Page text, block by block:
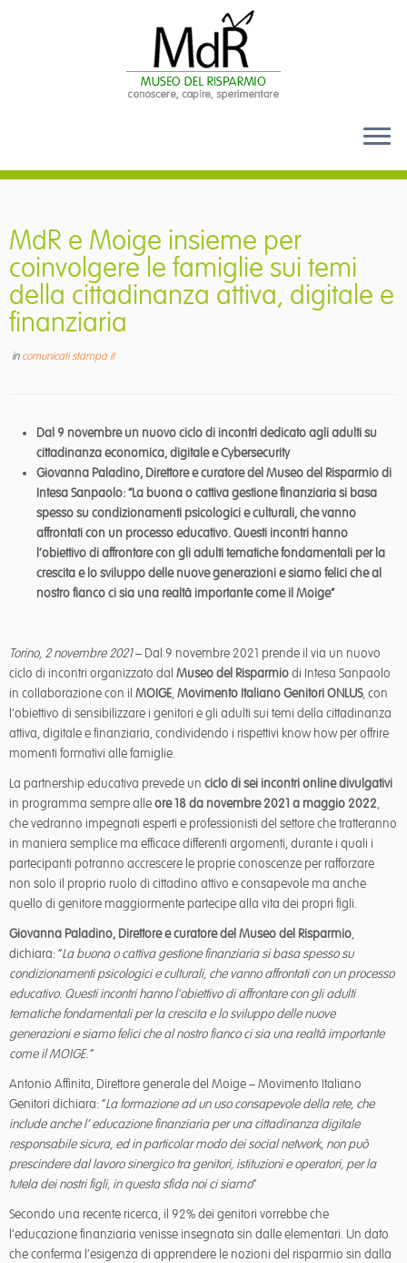
contenuto
MdR e Moige insieme per
coinvolgere le famiglie sui temi
della cittadinanza attiva, digitale e
finanziaria
in comunicati stampa it
Dal 9 novembre un nuovo ciclo di incontri dedicato agli adulti su
cittadinanza economica, digitale e Cybersecurity
Giovanna Paladino, Direttore e curatore del Museo del Risparmio di
Intesa Sanpaolo: “La buona o cattiva gestione finanziaria si basa
spesso su condizionamenti psicologici e culturali, che vanno
affrontati con un processo educativo. Questi incontri hanno
l’obiettivo di affrontare con gli adulti tematiche fondamentali per la
crescita e lo sviluppo delle nuove generazioni e siamo felici che al
nostro fianco ci sia una realtà importante come il Moige”
Torino, 2 novembre 2021– Dal 9 novembre 2021 prende il via un nuovo
ciclo di incontri organizzato dal Museo del Risparmiodi Intesa Sanpaolo
in collaborazione con il MOIGE,Movimento Italiano Genitori ONLUS, con
l’obiettivo di sensibilizzare i genitori e gli adulti sui temi della cittadinanza
attiva, digitale e finanziaria, condividendo i rispettivi know how per offrire
momenti formativi alle famiglie.
La partnership educativa prevede un ciclo di sei incontri online divulgativi
in programma sempre alleore 18 da novembre 2021 a maggio 2022,
che vedranno impegnati esperti e professionisti del settore che tratteranno
in maniera semplice ma efficace differenti argomenti, durante i quali i
partecipanti potranno accrescere le proprie conoscenze per rafforzare
non solo il proprio ruolo di cittadino attivo e consapevole ma anche
quello di genitore maggiormente partecipe alla vita dei propri figli.
Giovanna Paladino, Direttore e curatore del Museo del Risparmio,
dichiara: “La buona o cattiva gestione finanziaria si basa spesso su
condizionamenti psicologici e culturali, che vanno affrontati con un processo
educativo. Questi incontri hanno l’obiettivo di affrontare con gli adulti
tematiche fondamentali per la crescita e lo sviluppo delle nuove
generazioni e siamo felici che al nostro fianco ci sia una realtà importante
come il MOIGE.”
Antonio Affinita, Direttore generale del Moige – Movimento Italiano
Genitori dichiara: “La formazione ad un uso consapevole della rete, che
include anche l’ educazione finanziaria per una cittadinanza digitale
responsabile sicura, ed in particolar modo dei social network, non può
prescindere dal lavoro sinergico tra genitori, istituzioni e operatori, per la
tutela dei nostri figli, in questa sfida noi ci siamo”
Secondo una recente ricerca, il 92% dei genitori vorrebbe che
l’educazione finanziaria venisse insegnata sin dalle elementari. Un dato
che conferma l’esigenza di apprendere le nozioni del risparmio sin dalla